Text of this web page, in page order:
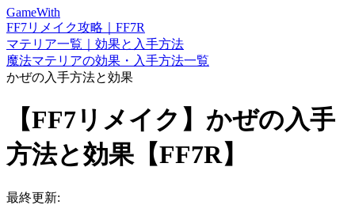
GameWith
FF7リメイク攻略｜FF7R
マテリア一覧｜効果と入手方法
魔法マテリアの効果・入手方法一覧
かぜの入手方法と効果
【FF7リメイク】かぜの入手
方法と効果【FF7R】
最終更新: